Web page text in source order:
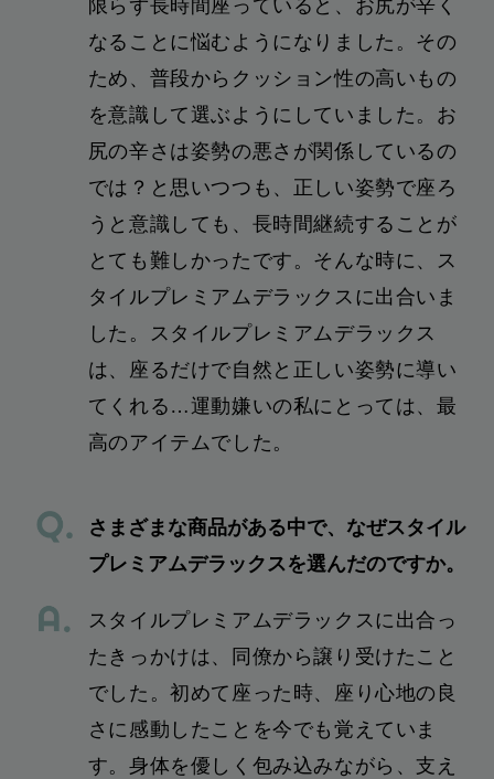
限らず長時間座っていると、お尻が辛く
なることに悩むようになりました。その
ため、普段からクッション性の高いもの
を意識して選ぶようにしていました。お
尻の辛さは姿勢の悪さが関係しているの
では？と思いつつも、正しい姿勢で座ろ
うと意識しても、長時間継続することが
とても難しかったです。そんな時に、ス
タイルプレミアムデラックスに出合いま
した。スタイルプレミアムデラックス
は、座るだけで自然と正しい姿勢に導い
てくれる…運動嫌いの私にとっては、最
高のアイテムでした。
さまざまな商品がある中で、なぜスタイル
プレミアムデラックスを選んだのですか。
スタイルプレミアムデラックスに出合っ
たきっかけは、同僚から譲り受けたこと
でした。初めて座った時、座り心地の良
さに感動したことを今でも覚えていま
す。身体を優しく包み込みながら、支え